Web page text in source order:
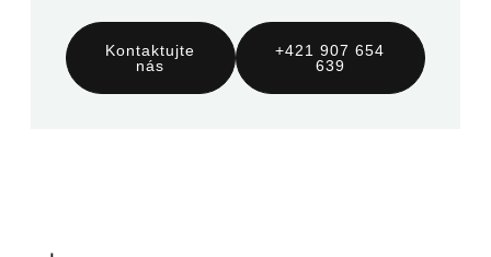
Kontaktujte
nás
+421 907 654
639